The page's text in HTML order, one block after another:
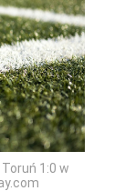
1:0 w